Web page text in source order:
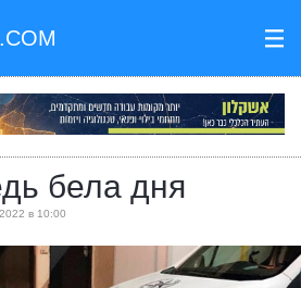
III
бела дня
в 10:00